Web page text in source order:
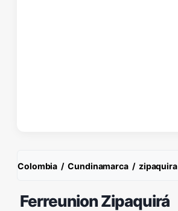
Colombia / Cundinamarca / zipaquira
Ferreunion Zipaquirá